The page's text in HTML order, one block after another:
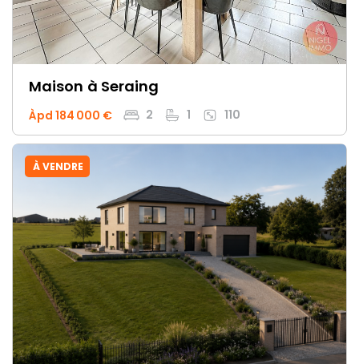
Maison à Seraing
Àpd 184 000 € 2 1 110
À VENDRE